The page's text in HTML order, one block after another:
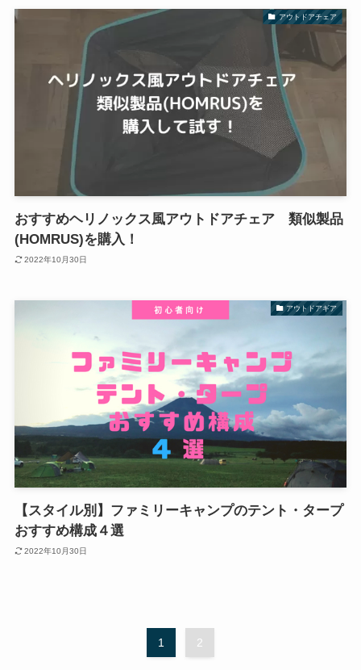
アウトドアチェア
おすすめヘリノックス風アウトドアチェア 類似製品
(HOMRUS)を購入！
2022年10月30日
アウトドアギア
【スタイル別】ファミリーキャンプのテント・タープ
おすすめ構成４選
2022年10月30日
1 2